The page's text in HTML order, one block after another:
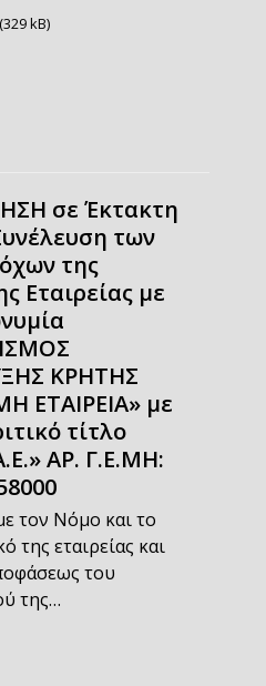
(329 kB)
σε Έκτακτη
των
της
Εταιρείας με
ΚΡΗΤΗΣ
ΕΤΑΙΡΕΙΑ» με
τίτλο
ΑΡ. Γ.Ε.ΜΗ:
τον Νόμο και το
της εταιρείας και
του
της…